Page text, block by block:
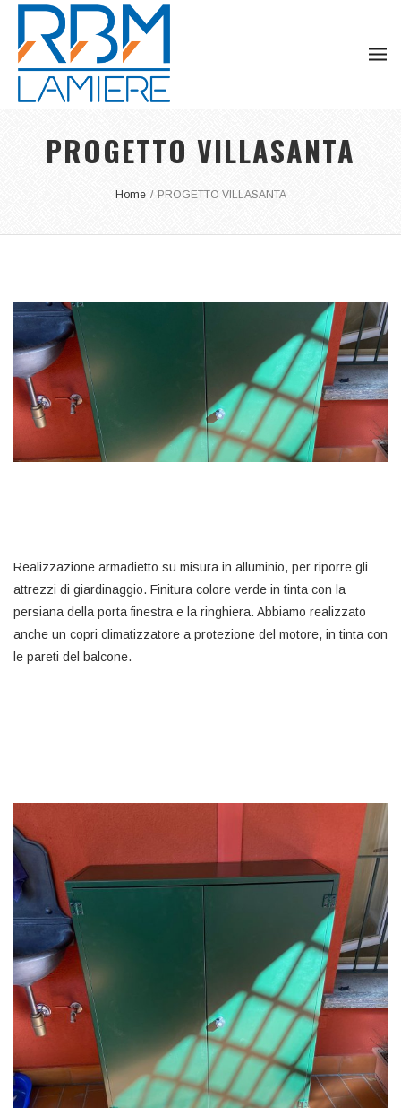
PROGETTO VILLASANTA
Home / PROGETTO VILLASANTA
Realizzazione armadietto su misura in alluminio, per riporre gli
attrezzi di giardinaggio. Finitura colore verde in tinta con la
persiana della porta finestra e la ringhiera. Abbiamo realizzato
anche un copri climatizzatore a protezione del motore, in tinta con
le pareti del balcone.